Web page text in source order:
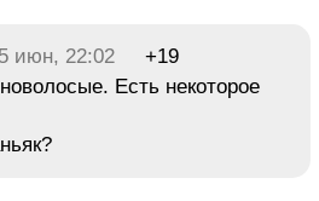
июн, 22:02
+19
Есть некоторое